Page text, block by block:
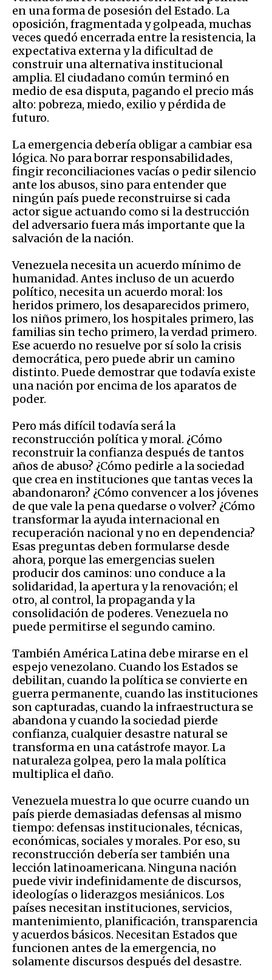
en una forma de posesión del Estado. La
oposición, fragmentada y golpeada, muchas
veces quedó encerrada entre la resistencia, la
expectativa externa y la dificultad de
construir una alternativa institucional
amplia. El ciudadano común terminó en
medio de esa disputa, pagando el precio más
alto: pobreza, miedo, exilio y pérdida de
futuro.
La emergencia debería obligar a cambiar esa
lógica. No para borrar responsabilidades,
fingir reconciliaciones vacías o pedir silencio
ante los abusos, sino para entender que
ningún país puede reconstruirse si cada
actor sigue actuando como si la destrucción
del adversario fuera más importante que la
salvación de la nación.
Venezuela necesita un acuerdo mínimo de
humanidad. Antes incluso de un acuerdo
político, necesita un acuerdo moral: los
heridos primero, los desaparecidos primero,
los niños primero, los hospitales primero, las
familias sin techo primero, la verdad primero.
Ese acuerdo no resuelve por sí solo la crisis
democrática, pero puede abrir un camino
distinto. Puede demostrar que todavía existe
una nación por encima de los aparatos de
poder.
Pero más difícil todavía será la
reconstrucción política y moral. ¿Cómo
reconstruir la confianza después de tantos
años de abuso? ¿Cómo pedirle a la sociedad
que crea en instituciones que tantas veces la
abandonaron? ¿Cómo convencer a los jóvenes
de que vale la pena quedarse o volver? ¿Cómo
transformar la ayuda internacional en
recuperación nacional y no en dependencia?
Esas preguntas deben formularse desde
ahora, porque las emergencias suelen
producir dos caminos: uno conduce a la
solidaridad, la apertura y la renovación; el
otro, al control, la propaganda y la
consolidación de poderes. Venezuela no
puede permitirse el segundo camino.
También América Latina debe mirarse en el
espejo venezolano. Cuando los Estados se
debilitan, cuando la política se convierte en
guerra permanente, cuando las instituciones
son capturadas, cuando la infraestructura se
abandona y cuando la sociedad pierde
confianza, cualquier desastre natural se
transforma en una catástrofe mayor. La
naturaleza golpea, pero la mala política
multiplica el daño.
Venezuela muestra lo que ocurre cuando un
país pierde demasiadas defensas al mismo
tiempo: defensas institucionales, técnicas,
económicas, sociales y morales. Por eso, su
reconstrucción debería ser también una
lección latinoamericana. Ninguna nación
puede vivir indefinidamente de discursos,
ideologías o liderazgos mesiánicos. Los
países necesitan instituciones, servicios,
mantenimiento, planificación, transparencia
y acuerdos básicos. Necesitan Estados que
funcionen antes de la emergencia, no
solamente discursos después del desastre.